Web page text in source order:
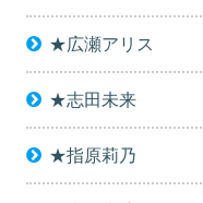
★広瀬アリス
★志田未来
★指原莉乃